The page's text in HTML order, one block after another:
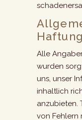
Alle
wurden
uns, unser
inhaltlich
anzubieten.
von Fehlern